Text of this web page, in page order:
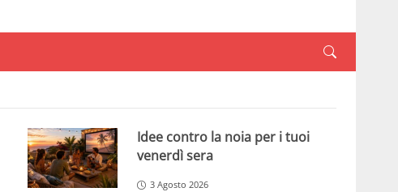
Idee contro la noia per i tuoi
venerdì sera
3 Agosto 2026